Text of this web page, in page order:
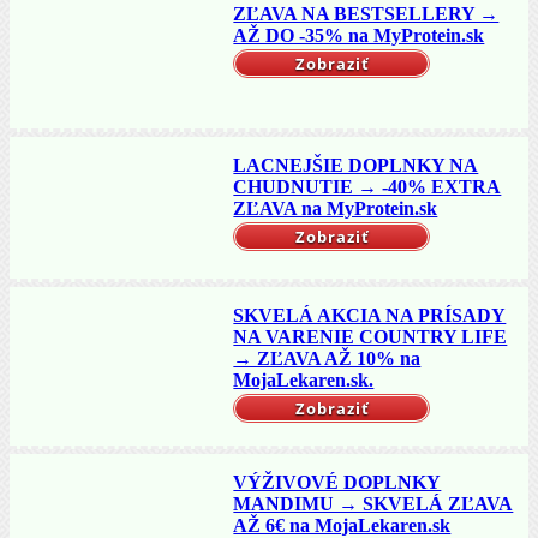
ZĽAVA NA BESTSELLERY →
AŽ DO -35% na MyProtein.sk
Zobraziť
LACNEJŠIE DOPLNKY NA
CHUDNUTIE → -40% EXTRA
ZĽAVA na MyProtein.sk
Zobraziť
SKVELÁ AKCIA NA PRÍSADY
NA VARENIE COUNTRY LIFE
→ ZĽAVA AŽ 10% na
MojaLekaren.sk.
Zobraziť
VÝŽIVOVÉ DOPLNKY
MANDIMU → SKVELÁ ZĽAVA
AŽ 6€ na MojaLekaren.sk